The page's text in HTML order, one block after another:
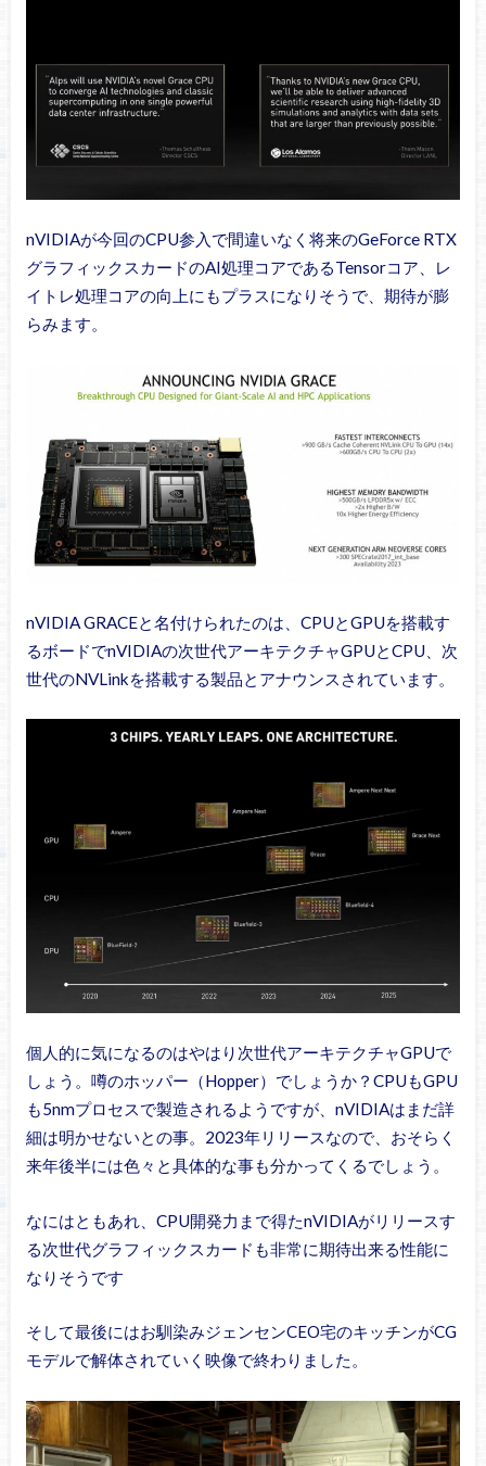
nVIDIAが今回のCPU参入で間違いなく将来のGeForce RTX
グラフィックスカードのAI処理コアであるTensorコア、レ
イトレ処理コアの向上にもプラスになりそうで、期待が膨
らみます。
nVIDIA GRACEと名付けられたのは、CPUとGPUを搭載す
るボードでnVIDIAの次世代アーキテクチャGPUとCPU、次
世代のNVLinkを搭載する製品とアナウンスされています。
個人的に気になるのはやはり次世代アーキテクチャGPUで
しょう。噂のホッパー（Hopper）でしょうか？CPUもGPU
も5nmプロセスで製造されるようですが、nVIDIAはまだ詳
細は明かせないとの事。2023年リリースなので、おそらく
来年後半には色々と具体的な事も分かってくるでしょう。
なにはともあれ、CPU開発力まで得たnVIDIAがリリースす
る次世代グラフィックスカードも非常に期待出来る性能に
なりそうです
そして最後にはお馴染みジェンセンCEO宅のキッチンがCG
モデルで解体されていく映像で終わりました。